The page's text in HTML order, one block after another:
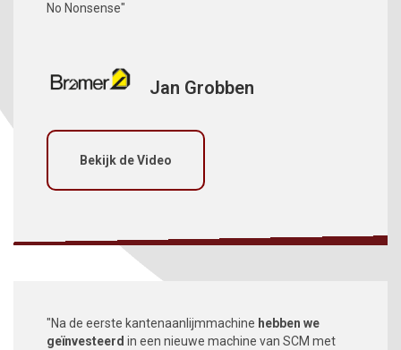
No Nonsense"
Jan Grobben
Bekijk de Video
"Na de eerste kantenaanlijmmachine hebben we
geïnvesteerd in een nieuwe machine van SCM met